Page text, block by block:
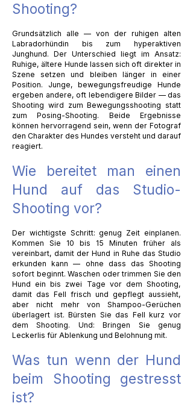
Shooting?
Grundsätzlich alle — von der ruhigen alten
Labradorhündin bis zum hyperaktiven
Junghund. Der Unterschied liegt im Ansatz:
Ruhige, ältere Hunde lassen sich oft direkter in
Szene setzen und bleiben länger in einer
Position. Junge, bewegungsfreudige Hunde
ergeben andere, oft lebendigere Bilder — das
Shooting wird zum Bewegungsshooting statt
zum Posing-Shooting. Beide Ergebnisse
können hervorragend sein, wenn der Fotograf
den Charakter des Hundes versteht und darauf
reagiert.
Wie bereitet man einen
Hund auf das Studio-
Shooting vor?
Der wichtigste Schritt: genug Zeit einplanen.
Kommen Sie 10 bis 15 Minuten früher als
vereinbart, damit der Hund in Ruhe das Studio
erkunden kann — ohne dass das Shooting
sofort beginnt. Waschen oder trimmen Sie den
Hund ein bis zwei Tage vor dem Shooting,
damit das Fell frisch und gepflegt aussieht,
aber nicht mehr von Shampoo-Gerüchen
überlagert ist. Bürsten Sie das Fell kurz vor
dem Shooting. Und: Bringen Sie genug
Leckerlis für Ablenkung und Belohnung mit.
Was tun wenn der Hund
beim Shooting gestresst
ist?